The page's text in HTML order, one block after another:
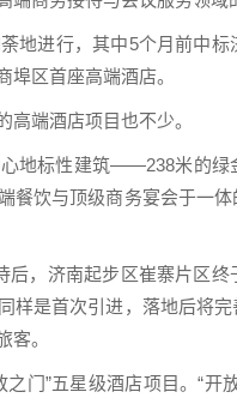
地进行，其中5个月前中
区首座高端酒店。
端酒店项目也不少。
地标性建筑——238米的绿
餐饮与顶级商务宴会于一
，济南起步区崔寨片区
样是首次引进，落地后将
客。
门”五星级酒店项目。“开